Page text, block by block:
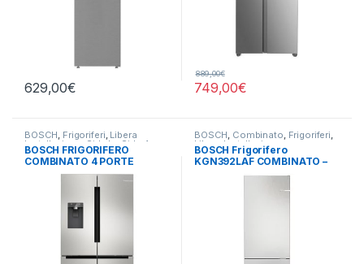
629,00€ 749,00€
889,00€
BOSCH, Frigoriferi, Libera
Installazione, Side by Side 4
Porte
BOSCH FRIGORIFERO
COMBINATO 4 PORTE
KFD96APEA – TOTAL NO
BOSCH, Combinato, Frigoriferi,
Libera Installazione
BOSCH Frigorifero
KGN392LAF COMBINATO –
TOTAL NO FROST